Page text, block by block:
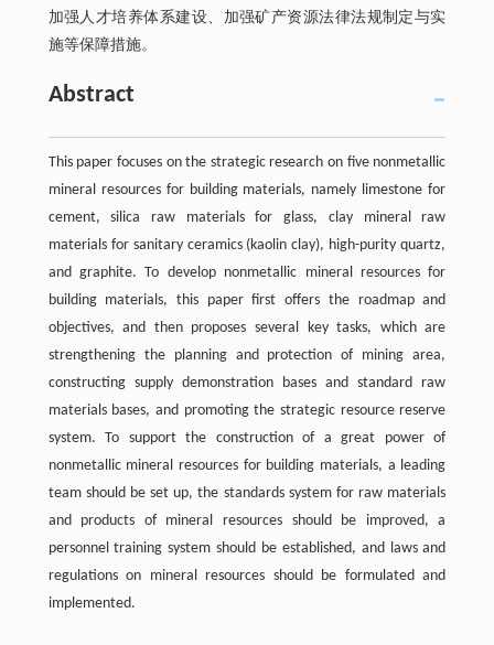
加强人才培养体系建设、加强矿产资源法律法规制定与实
施等保障措施。
Abstract
This paper focuses on the strategic research on five nonmetallic
mineral resources for building materials, namely limestone for
cement, silica raw materials for glass, clay mineral raw
materials for sanitary ceramics (kaolin clay), high-purity quartz,
and graphite. To develop nonmetallic mineral resources for
building materials, this paper first offers the roadmap and
objectives, and then proposes several key tasks, which are
strengthening the planning and protection of mining area,
constructing supply demonstration bases and standard raw
materials bases, and promoting the strategic resource reserve
system. To support the construction of a great power of
nonmetallic mineral resources for building materials, a leading
team should be set up, the standards system for raw materials
and products of mineral resources should be improved, a
personnel training system should be established, and laws and
regulations on mineral resources should be formulated and
implemented.